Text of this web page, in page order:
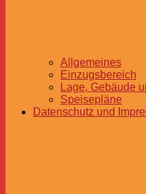
Allgemeines
Einzugsbereich
Lage, Gebäude
Speisepläne
Datenschutz und